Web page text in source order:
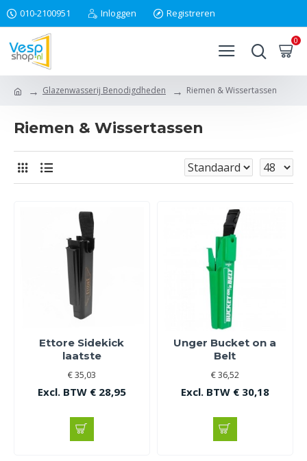
010-2100951 Inloggen Registreren
0
Glazenwasserij Benodigdheden Riemen & Wissertassen
Riemen & Wissertassen
Ettore Sidekick
laatste
€ 35,03
Excl. BTW € 28,95
Unger Bucket on a
Belt
€ 36,52
Excl. BTW € 30,18